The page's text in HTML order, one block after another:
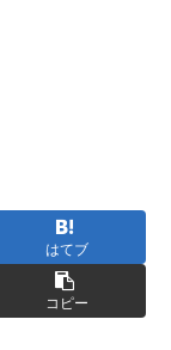
はてブ
コピー